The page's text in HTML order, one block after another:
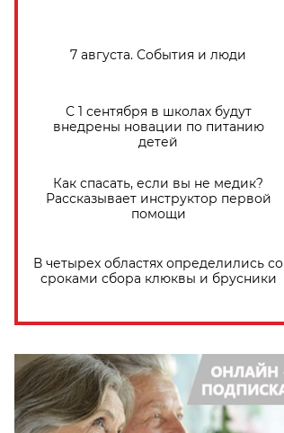
7 августа. События и люди
С 1 сентября в школах будут
внедрены новации по питанию
детей
Как спасать, если вы не медик?
Рассказывает инструктор первой
помощи
В четырех областях определились со
сроками сбора клюквы и брусники